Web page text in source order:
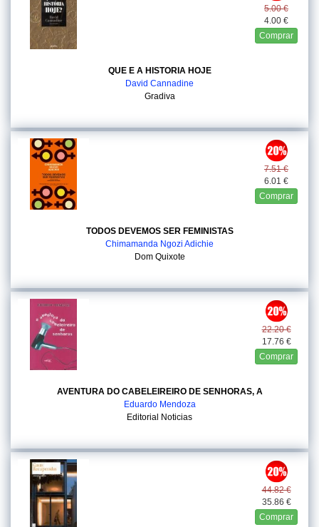
5.00 €
4.00 €
Comprar
QUE E A HISTORIA HOJE
David Cannadine
Gradiva
7.51 €
6.01 €
Comprar
TODOS DEVEMOS SER FEMINISTAS
Chimamanda Ngozi Adichie
Dom Quixote
22.20 €
17.76 €
Comprar
AVENTURA DO CABELEIREIRO DE SENHORAS, A
Eduardo Mendoza
Editorial Noticias
44.82 €
35.86 €
Comprar